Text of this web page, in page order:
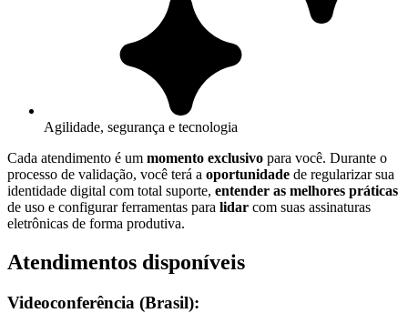
Agilidade, segurança e tecnologia
Cada atendimento é um momento exclusivo para você. Durante o
processo de validação, você terá a oportunidade de regularizar sua
identidade digital com total suporte, entender as melhores práticas
de uso e configurar ferramentas para lidar com suas assinaturas
eletrônicas de forma produtiva.
Atendimentos disponíveis
Videoconferência (Brasil):